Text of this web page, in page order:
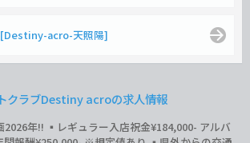
acro-天照陽]
クラブDestiny acroの求人情報
2026年‼︎ ▪️レギュラー入店祝金¥184,000- アルバ